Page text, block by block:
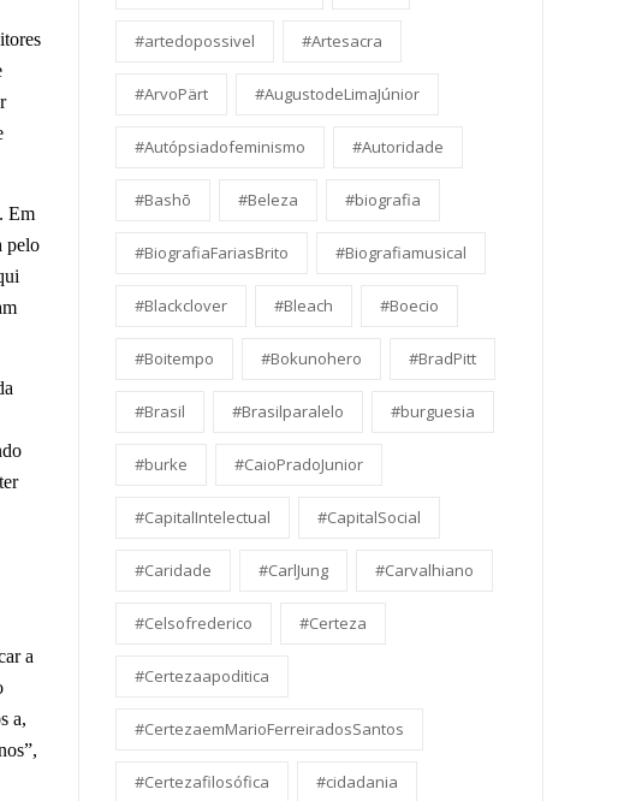
Em
pelo
a
a,
#artedopossivel #Artesacra
#ArvoPärt #AugustodeLimaJúnior
#Autópsiadofeminismo #Autoridade
#Bashō #Beleza #biografia
#BiografiaFariasBrito #Biografiamusical
#Blackclover #Bleach #Boecio
#Boitempo #Bokunohero #BradPitt
#Brasil #Brasilparalelo #burguesia
#burke #CaioPradoJunior
#CapitalIntelectual #CapitalSocial
#Caridade #CarlJung #Carvalhiano
#Celsofrederico #Certeza
#Certezaapoditica
#CertezaemMarioFerreiradosSantos
#Certezafilosófica #cidadania